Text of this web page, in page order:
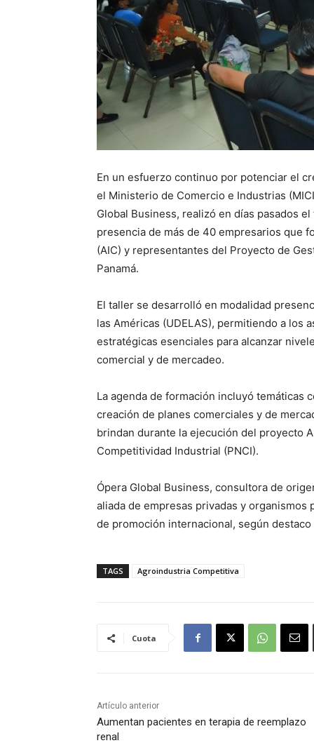
En un esfuerzo continuo por potenciar el
el Ministerio de Comercio e Industrias
Global Business, realizó en días pasados
presencia de más de 40 empresarios que
(AIC) y representantes del Proyecto de
Panamá.
El taller se desarrolló en modalidad
las Américas (UDELAS), permitiendo a los
estratégicas esenciales para alcanzar
comercial y de mercadeo.
La agenda de formación incluyó temáticas
creación de planes comerciales y de
brindan durante la ejecución del proyecto
Competitividad Industrial (PNCI).
Ópera Global Business, consultora de
aliada de empresas privadas y
de promoción internacional, según
TAGS Agroindustria Competitiva
Cuota
Artículo anterior
Aumentan pacientes en terapia de reemplazo
renal